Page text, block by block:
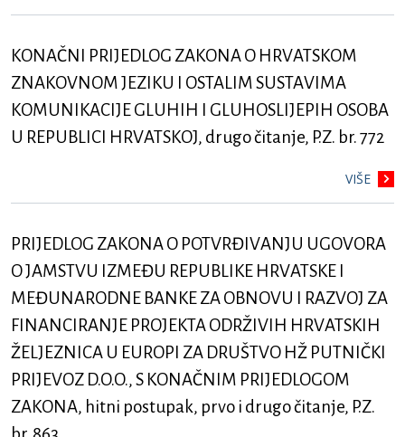
KONAČNI PRIJEDLOG ZAKONA O HRVATSKOM
ZNAKOVNOM JEZIKU I OSTALIM SUSTAVIMA
KOMUNIKACIJE GLUHIH I GLUHOSLIJEPIH OSOBA
U REPUBLICI HRVATSKOJ, drugo čitanje, P.Z. br. 772
VIŠE
PRIJEDLOG ZAKONA O POTVRĐIVANJU UGOVORA
O JAMSTVU IZMEĐU REPUBLIKE HRVATSKE I
MEĐUNARODNE BANKE ZA OBNOVU I RAZVOJ ZA
FINANCIRANJE PROJEKTA ODRŽIVIH HRVATSKIH
ŽELJEZNICA U EUROPI ZA DRUŠTVO HŽ PUTNIČKI
PRIJEVOZ D.O.O., S KONAČNIM PRIJEDLOGOM
ZAKONA, hitni postupak, prvo i drugo čitanje, P.Z.